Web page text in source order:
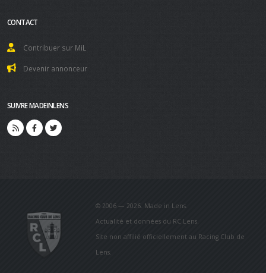
CONTACT
Contribuer sur MiL
Devenir annonceur
SUIVRE MADEINLENS
© 2006 — 2026. Made in Lens.
Actualité et données du RC Lens.
Site non affilié officiellement au Racing Club de
Lens.